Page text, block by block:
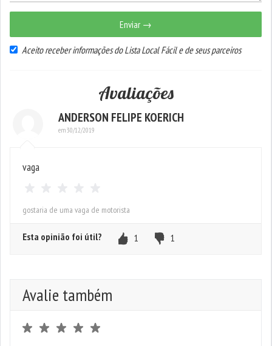
Enviar →
Aceito receber informações do Lista Local Fácil e de seus parceiros
Avaliações
ANDERSON FELIPE KOERICH
em 30/12/2019
vaga
gostaria de uma vaga de motorista
Esta opinião foi útil? 1 1
Avalie também